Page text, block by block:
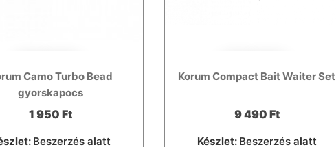
Camo Turbo Bead
gyorskapocs
1 950 Ft
Beszerzés alatt
Korum Compact Bait Waiter Set
9 490 Ft
Készlet: Beszerzés alatt